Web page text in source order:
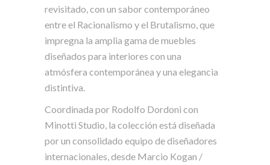
revisitado, con un sabor contemporáneo
entre el Racionalismo y el Brutalismo, que
impregna la amplia gama de muebles
diseñados para interiores con una
atmósfera contemporánea y una elegancia
distintiva.
Coordinada por Rodolfo Dordoni con
Minotti Studio, la colección está diseñada
por un consolidado equipo de diseñadores
internacionales, desde Marcio Kogan /